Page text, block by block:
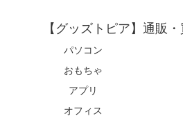
【グッズトピア】通販
パソコン
おもちゃ
アプリ
オフィス